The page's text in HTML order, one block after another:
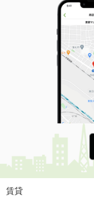
賃貸